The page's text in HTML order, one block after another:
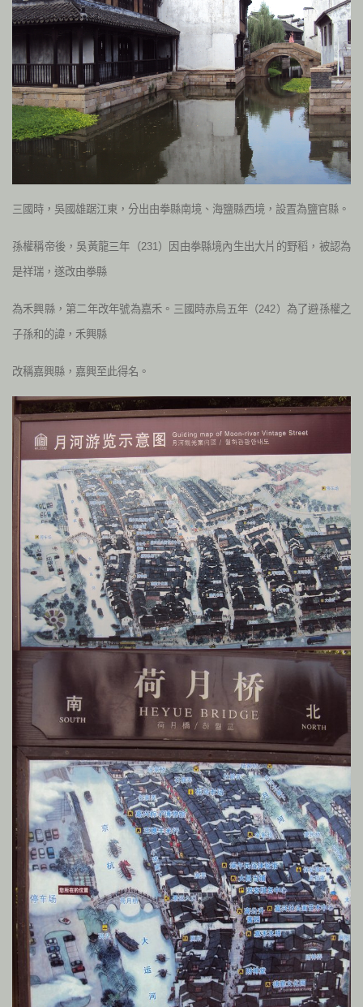
三國時，吳國雄踞江東，分出由拳縣南境、海鹽縣西境，設置為鹽官縣。
孫權稱帝後，吳黃龍三年（231）因由拳縣境內生出大片的野稻，被認為
是祥瑞，遂改由拳縣
為禾興縣，第二年改年號為嘉禾。三國時赤烏五年（242）為了避孫權之
子孫和的諱，禾興縣
改稱嘉興縣，嘉興至此得名。